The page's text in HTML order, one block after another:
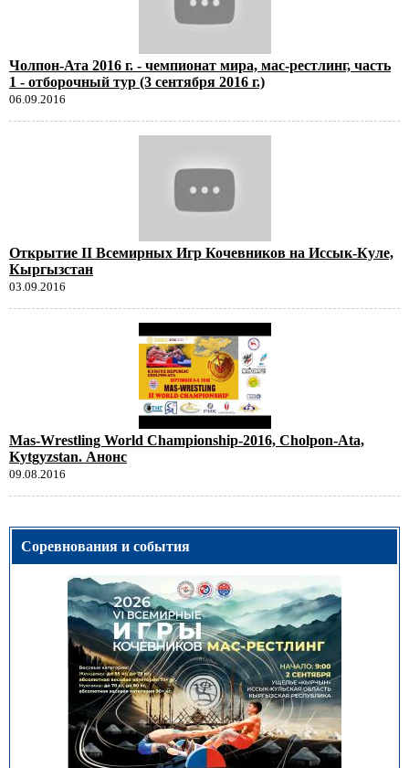
Чолпон-Ата 2016 г. - чемпионат мира, мас-рестлинг, часть
1 - отборочный тур (3 сентября 2016 г.)
06.09.2016
Открытие II Всемирных Игр Кочевников на Иссык-Куле,
Кыргызстан
03.09.2016
Mas-Wrestling World Championship-2016, Cholpon-Ata,
Kytgyzstan. Анонс
09.08.2016
Соревнования и события